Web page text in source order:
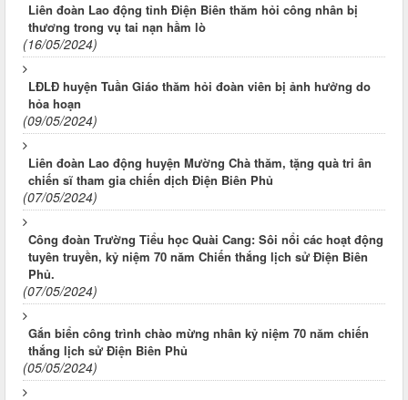
Liên đoàn Lao động tỉnh Điện Biên thăm hỏi công nhân bị
thương trong vụ tai nạn hầm lò
(16/05/2024)
LĐLĐ huyện Tuần Giáo thăm hỏi đoàn viên bị ảnh hưởng do
hỏa hoạn
(09/05/2024)
Liên đoàn Lao động huyện Mường Chà thăm, tặng quà tri ân
chiến sĩ tham gia chiến dịch Điện Biên Phủ
(07/05/2024)
Công đoàn Trường Tiểu học Quài Cang: Sôi nổi các hoạt động
tuyên truyền, kỷ niệm 70 năm Chiến thắng lịch sử Điện Biên
Phủ.
(07/05/2024)
Gắn biển công trình chào mừng nhân kỷ niệm 70 năm chiến
thắng lịch sử Điện Biên Phủ
(05/05/2024)